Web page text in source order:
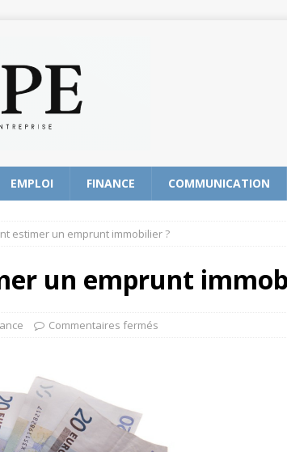
EMPLOI FINANCE COMMUNICATION
estimer un emprunt immobilier ?
un emprunt
Commentaires fermés